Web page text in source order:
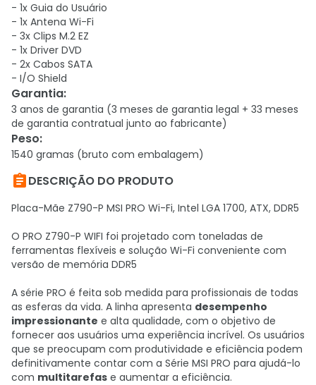
- 1x Guia do Usuário
- 1x Antena Wi-Fi
- 3x Clips M.2 EZ
- 1x Driver DVD
- 2x Cabos SATA
- I/O Shield
Garantia:
3 anos de garantia (3 meses de garantia legal + 33 meses
de garantia contratual junto ao fabricante)
Peso:
1540 gramas (bruto com embalagem)
DESCRIÇÃO DO PRODUTO
Placa-Mãe Z790-P MSI PRO Wi-Fi, Intel LGA 1700, ATX, DDR5
O PRO Z790-P WIFI foi projetado com toneladas de
ferramentas flexíveis e solução Wi-Fi conveniente com
versão de memória DDR5
A série PRO é feita sob medida para profissionais de todas
as esferas da vida. A linha apresenta desempenho
impressionante e alta qualidade, com o objetivo de
fornecer aos usuários uma experiência incrível. Os usuários
que se preocupam com produtividade e eficiência podem
definitivamente contar com a Série MSI PRO para ajudá-lo
com multitarefas e aumentar a eficiência.